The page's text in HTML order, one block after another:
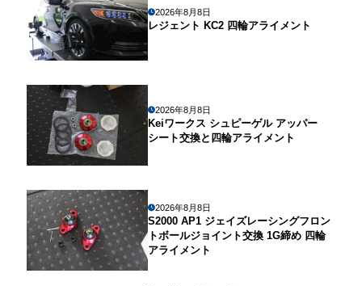
2026年8月8日
レジェント KC2 四輪アライメント
2026年8月8日
Keiワークス シュピーゲル アッパー
シート交換と四輪アライメント
2026年8月8日
S2000 AP1 ジェイズレーシングフロン
トボールジョイント交換 1G締め 四輪
アライメント